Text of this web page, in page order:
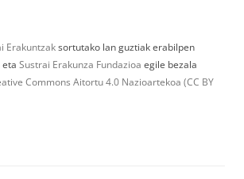
Erakuntzaksortutako lan guztiak erabilpen
Sustrai Erakunza Fundazioa egile bezala
Commons Aitortu 4.0 Nazioartekoa (CC BY